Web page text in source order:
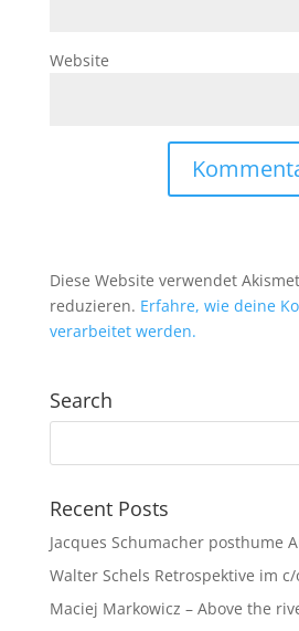
Website
Diese Website verwendet
reduzieren. Erfahre, wie deine
verarbeitet werden.
Search
Recent Posts
Jacques Schumacher posthume
Walter Schels Retrospektive im
Maciej Markowicz – Above the